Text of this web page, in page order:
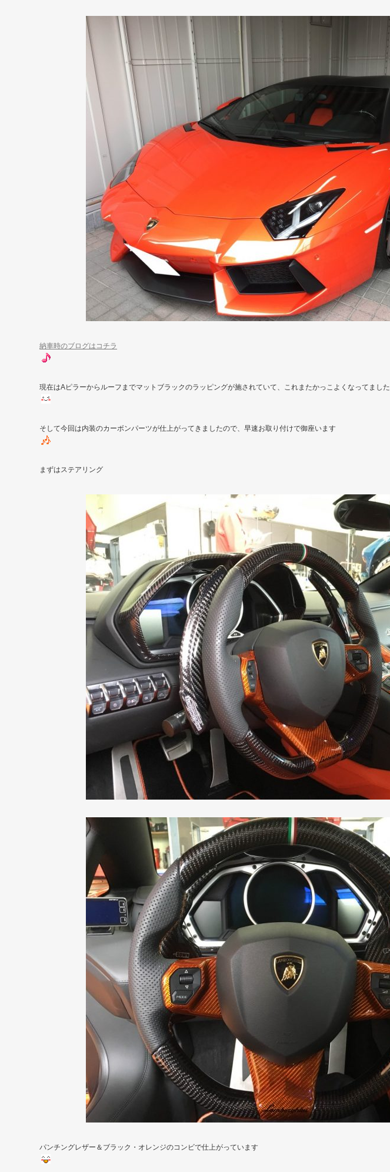
納車時のブログはコチラ
現在はAピラーからルーフまでマットブラックのラッピングが施されていて、これまたかっこよくなってました
そして今回は内装のカーボンパーツが仕上がってきましたので、早速お取り付けで御座います
まずはステアリング
パンチングレザー＆ブラック・オレンジのコンビで仕上がっています